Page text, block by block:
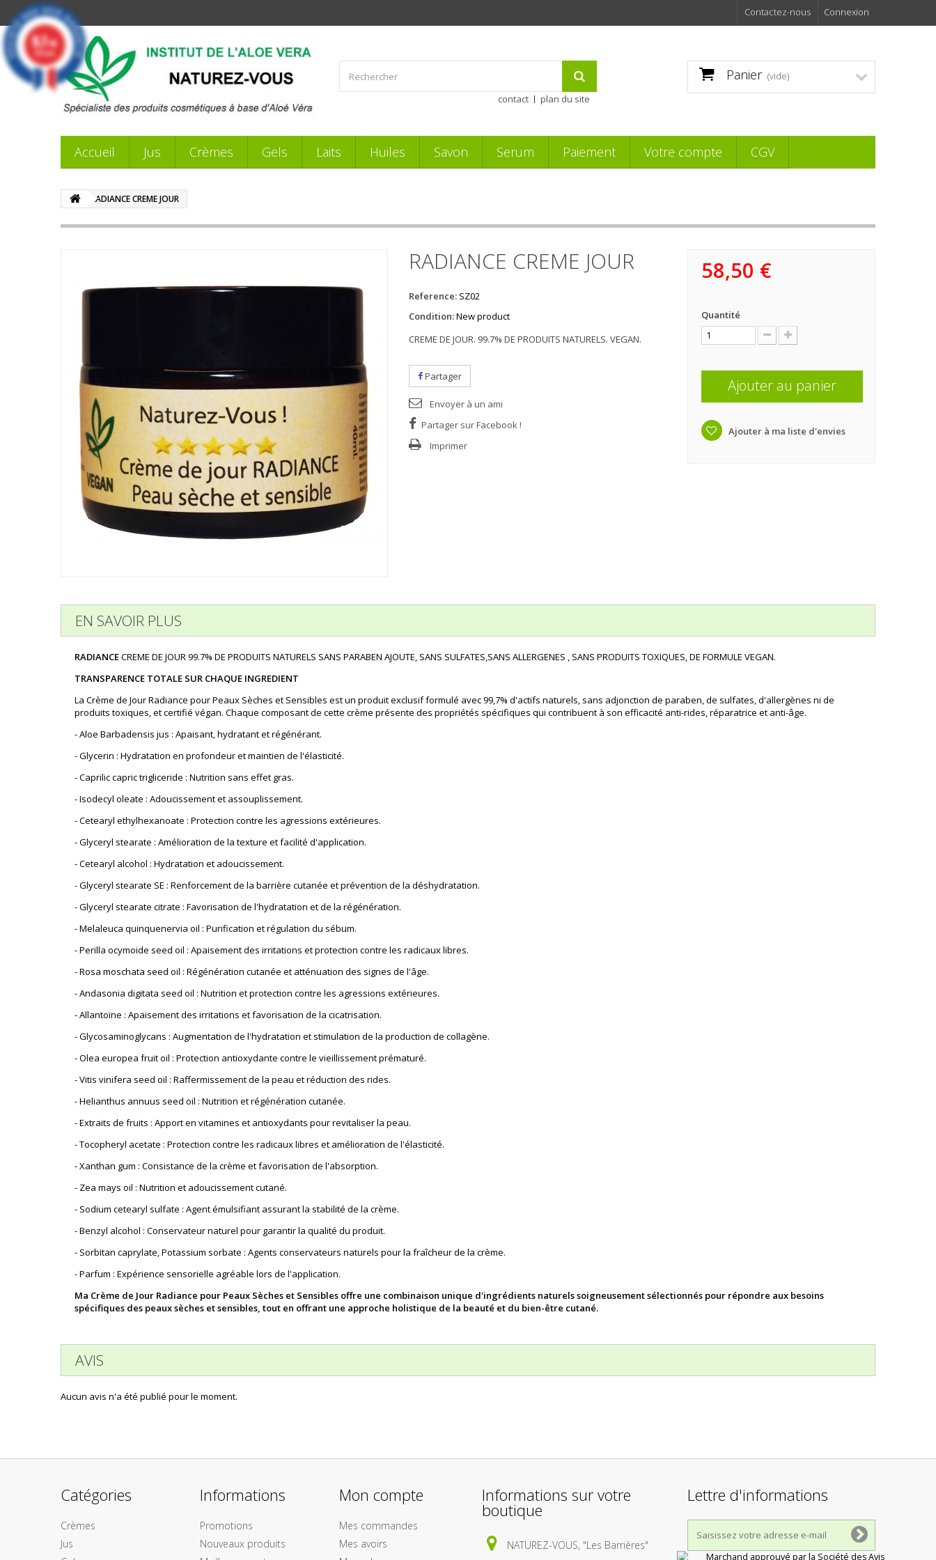
Connexion
Contactez-nous
Panier (vide)
contact
plan du site
Accueil Jus Crèmes Gels Laits Huiles Savon Serum Paiement Votre compte CGV
RADIANCE CREME JOUR
RADIANCE CREME JOUR
Reference: SZ02
Condition:New product
CREME DE JOUR. 99.7% DE PRODUITS NATURELS. VEGAN.
Partager
Envoyer à un ami
Partager sur Facebook !
Imprimer
58,50 €
Quantité
Ajouter au panier
Ajouter à ma liste d'envies
EN SAVOIR PLUS
RADIANCECREME DE JOUR 99.7% DE PRODUITS NATURELS SANS PARABEN AJOUTE, SANS SULFATES,SANS ALLERGENES , SANS PRODUITS TOXIQUES, DE FORMULE VEGAN.
TRANSPARENCE TOTALE SUR CHAQUE INGREDIENT
La Crème de Jour Radiance pour Peaux Sèches et Sensibles est un produit exclusif formulé avec 99,7% d'actifs naturels, sans adjonction de paraben, de sulfates, d'allergènes ni de
produits toxiques, et certifié végan. Chaque composant de cette crème présente des propriétés spécifiques qui contribuent à son efficacité anti-rides, réparatrice et anti-âge.
- Aloe Barbadensis jus : Apaisant, hydratant et régénérant.
- Glycerin : Hydratation en profondeur et maintien de l'élasticité.
- Caprilic capric trigliceride : Nutrition sans effet gras.
- Isodecyl oleate : Adoucissement et assouplissement.
- Cetearyl ethylhexanoate : Protection contre les agressions extérieures.
- Glyceryl stearate : Amélioration de la texture et facilité d'application.
- Cetearyl alcohol : Hydratation et adoucissement.
- Glyceryl stearate SE : Renforcement de la barrière cutanée et prévention de la déshydratation.
- Glyceryl stearate citrate : Favorisation de l'hydratation et de la régénération.
- Melaleuca quinquenervia oil : Purification et régulation du sébum.
- Perilla ocymoide seed oil : Apaisement des irritations et protection contre les radicaux libres.
- Rosa moschata seed oil : Régénération cutanée et atténuation des signes de l'âge.
- Andasonia digitata seed oil : Nutrition et protection contre les agressions extérieures.
- Allantoïne : Apaisement des irritations et favorisation de la cicatrisation.
- Glycosaminoglycans : Augmentation de l'hydratation et stimulation de la production de collagène.
- Olea europea fruit oil : Protection antioxydante contre le vieillissement prématuré.
- Vitis vinifera seed oil : Raffermissement de la peau et réduction des rides.
- Helianthus annuus seed oil : Nutrition et régénération cutanée.
- Extraits de fruits : Apport en vitamines et antioxydants pour revitaliser la peau.
- Tocopheryl acetate : Protection contre les radicaux libres et amélioration de l'élasticité.
- Xanthan gum : Consistance de la crème et favorisation de l'absorption.
- Zea mays oil : Nutrition et adoucissement cutané.
- Sodium cetearyl sulfate : Agent émulsifiant assurant la stabilité de la crème.
- Benzyl alcohol : Conservateur naturel pour garantir la qualité du produit.
- Sorbitan caprylate, Potassium sorbate : Agents conservateurs naturels pour la fraîcheur de la crème.
- Parfum : Expérience sensorielle agréable lors de l'application.
Ma Crème de Jour Radiance pour Peaux Sèches et Sensibles offre une combinaison unique d'ingrédients naturels soigneusement sélectionnés pour répondre aux besoins
spécifiques des peaux sèches et sensibles, tout en offrant une approche holistique de la beauté et du bien-être cutané.
AVIS
Aucun avis n'a été publié pour le moment.
Catégories
Crèmes
Jus
Informations
Promotions
Nouveaux produits
Mon compte
Mes commandes
Mes avoirs
Informations sur votre
boutique
NATUREZ-VOUS, "Les Barrières"
Lettre d'informations
Marchand approuvé par la Société des Avis
9.7/10
359 avis